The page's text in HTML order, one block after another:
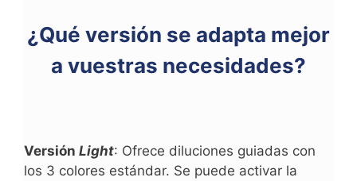
¿Qué versión se adapta mejor
a vuestras necesidades?
Versión Light: Ofrece diluciones guiadas con
los 3 colores estándar. Se puede activar la